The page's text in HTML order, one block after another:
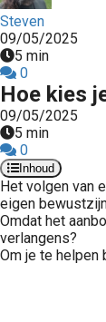
Steven
09/05/2025
5 min
0
Hoe kies
09/05/2025
5 min
0
Inhoud
Het volgen van
eigen
Omdat het
verlangens?
Om je te helpen